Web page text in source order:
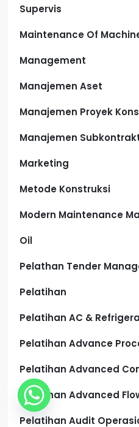
Supervis
Maintenance Of
Management
Manajemen Aset
Manajemen Proyek
Manajemen
Marketing
Metode Konstruksi
Modern Maintenance
Oil
Pelathan Tender
Pelatihan
Pelatihan AC &
Pelatihan Advance
Pelatihan Advanced
Pelatihan Advanced
Pelatihan Audit